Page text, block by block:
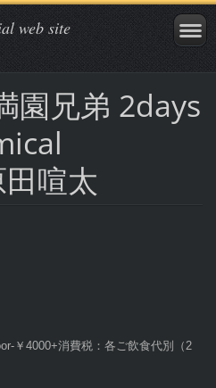
web site
園兄弟 2days
喧太
￥4000+消費税：各ご飲食代別（2